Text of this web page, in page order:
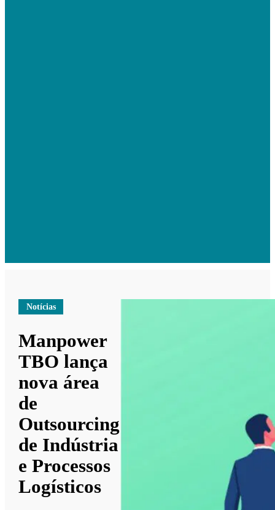
Notícias
Manpower
TBO lança
nova área
de
Outsourcing
de Indústria
e Processos
Logísticos